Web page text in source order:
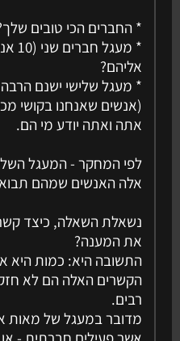
* החברים הכי טובים
*
אליהם?
* מעגל שלישי ישנם
(אנשים שאנחנו בקושי
אתה ואתה יודע מי הם.
לפי המחקר - המעגל
אלה האנשים שמהם
נשאלת השאלה, כיצד
את המענה?
התשובה היא: כמות היא
הקשרים האלה הם לא
רבים.
מדובר במעגל של מאות